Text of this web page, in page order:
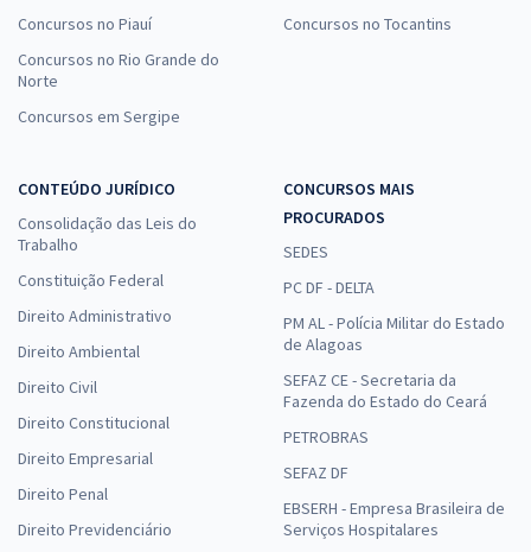
Concursos no Piauí
Concursos no Rio Grande do
Norte
Concursos em Sergipe
Concursos no Tocantins
CONTEÚDO JURÍDICO
Consolidação das Leis do
Trabalho
Constituição Federal
Direito Administrativo
Direito Ambiental
Direito Civil
Direito Constitucional
Direito Empresarial
Direito Penal
Direito Previdenciário
CONCURSOS MAIS
PROCURADOS
SEDES
PC DF - DELTA
PM AL - Polícia Militar do Estado
de Alagoas
SEFAZ CE - Secretaria da
Fazenda do Estado do Ceará
PETROBRAS
SEFAZ DF
EBSERH - Empresa Brasileira de
Serviços Hospitalares